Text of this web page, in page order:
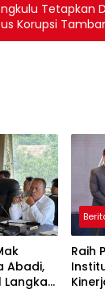
Tetapkan
Korupsi
Triliun
Abadi,
Langkah
Raih